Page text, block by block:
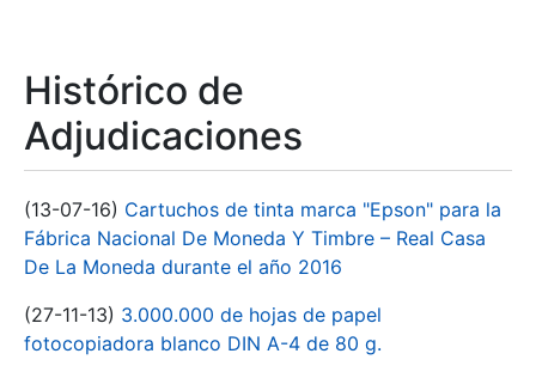
Histórico de
Adjudicaciones
(13-07-16) Cartuchos de tinta marca "Epson" para la
Fábrica Nacional De Moneda Y Timbre – Real Casa
De La Moneda durante el año 2016
(27-11-13) 3.000.000 de hojas de papel
fotocopiadora blanco DIN A-4 de 80 g.